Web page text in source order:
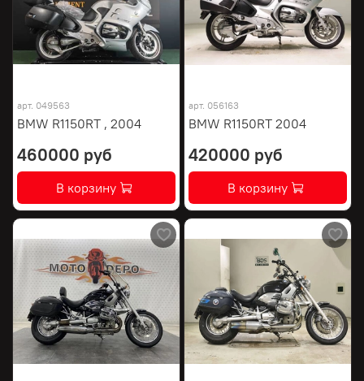
арт. 049563
BMW R1150RT , 2004
460000 руб
В корзину
арт. 056163
BMW R1150RT 2004
420000 руб
В корзину